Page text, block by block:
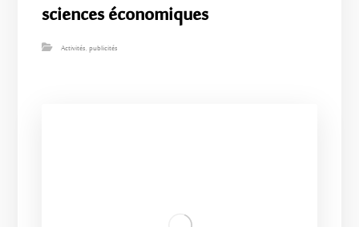
sciences économiques
Activités,publicités